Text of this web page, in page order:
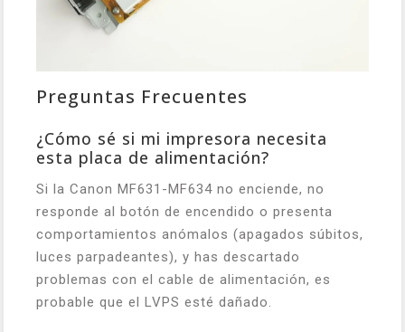
Preguntas Frecuentes
¿Cómo sé si mi impresora necesita
esta placa de alimentación?
Si la Canon MF631-MF634 no enciende, no
responde al botón de encendido o presenta
comportamientos anómalos (apagados súbitos,
luces parpadeantes), y has descartado
problemas con el cable de alimentación, es
probable que el LVPS esté dañado.